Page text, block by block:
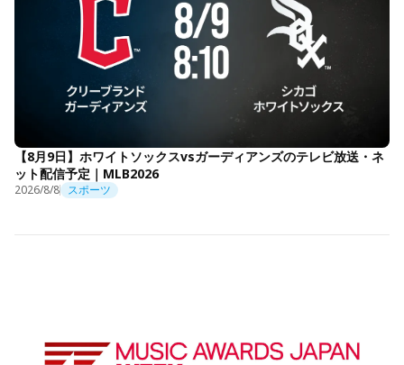
【8月9日】ホワイトソックスvsガーディアンズのテレビ放送・ネ
ット配信予定｜MLB2026
2026/8/8 スポーツ